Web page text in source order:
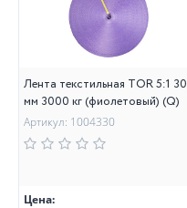
Лента текстильная TOR 5:1 30
мм 3000 кг (фиолетовый) (Q)
Артикул: 1004330
Цена: